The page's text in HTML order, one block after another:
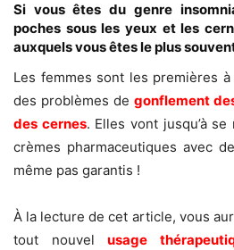
Si vous êtes du genre
poches sous les yeux et les
auxquels vous êtes le plus
Les femmes sont les premières
des problèmes de gonflement
des cernes. Elles vont jusqu’à
crèmes pharmaceutiques avec
même pas garantis !
À la lecture de cet article, vous
tout nouvel usage